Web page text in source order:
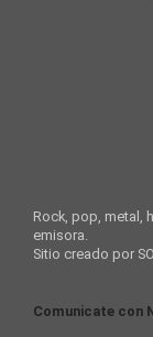
Rock, pop, metal,
emisora.
Sitio creado por
Comunicate con